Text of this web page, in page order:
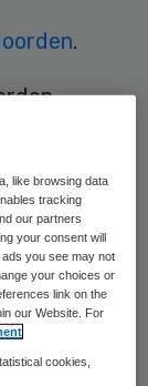
.
deel
over,
deel van
van
nu uit
like browsing data
tracking
our partners
your consent will
you see may not
your choices or
link on the
our Website. For
cookies,